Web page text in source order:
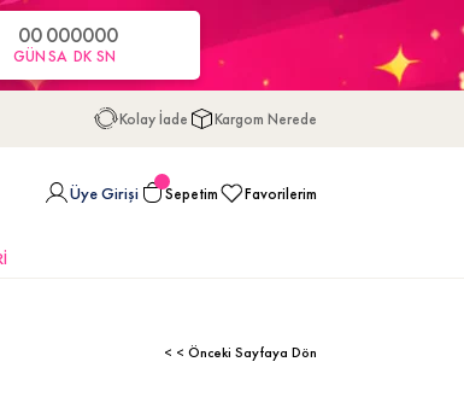
00
GÜN
00
SA
00
DK
00
SN
Kolay İade Kargom Nerede
Üye Girişi Sepetim Favorilerim
< < Önceki Sayfaya Dön